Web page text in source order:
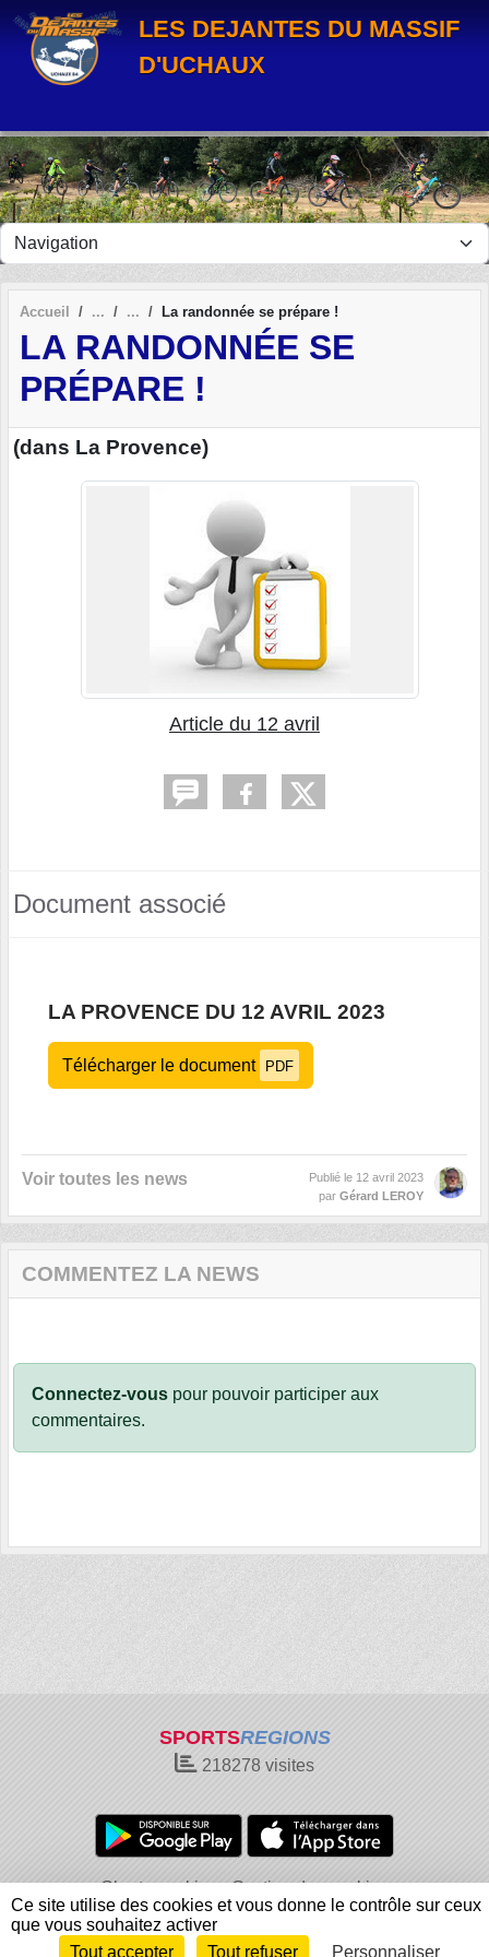
LES DEJANTES DU MASSIF
D'UCHAUX
Accueil La randonnée se prépare !
LA RANDONNÉE SE
PRÉPARE !
(dans La Provence)
Article du 12 avril
Document associé
LA PROVENCE DU 12 AVRIL 2023
Télécharger le document PDF
Voir toutes les news Publié le 12 avril 2023
par Gérard LEROY
COMMENTEZ LA NEWS
Connectez-vous pour pouvoir participer aux
commentaires.
SPORTSREGIONS
218278 visites
Charte cookies
Gestion des cookies
Informations légales
Signaler un contenu inapproprié
Envie de participer ?
Panneau de gestion des cookies
Ce site utilise des cookies et vous donne le contrôle sur ceux
que vous souhaitez activer
Tout accepter
Tout refuser Personnaliser